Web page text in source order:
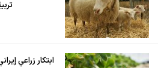
ابتكار زراعي